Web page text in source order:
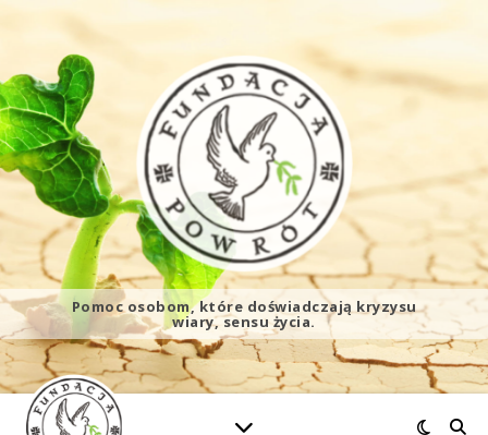
Pomoc osobom, które doświadczają kryzysu
wiary, sensu życia.